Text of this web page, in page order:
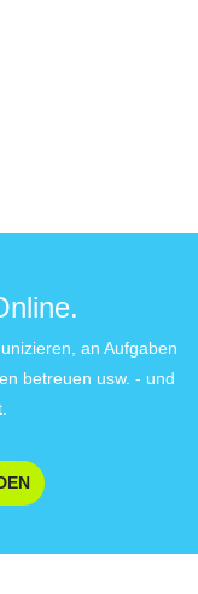
an Aufgaben
betreuen usw. - und